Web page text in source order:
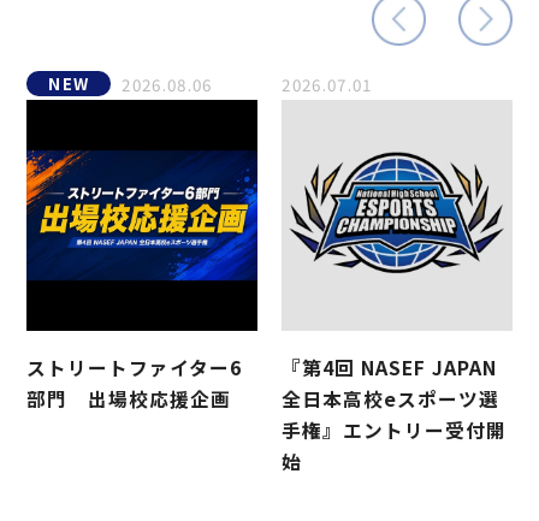
NEW 2026.08.06
ストリートファイター6
部門 出場校応援企画
2026.07.01
『第4回 NASEF JAPAN
全日本高校eスポーツ選
手権』エントリー受付開
始